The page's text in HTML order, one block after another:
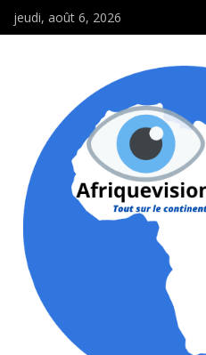
jeudi, août 6, 2026